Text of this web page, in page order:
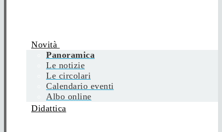
Novità
Panoramica
Le notizie
Le circolari
Calendario eventi
Albo online
Didattica